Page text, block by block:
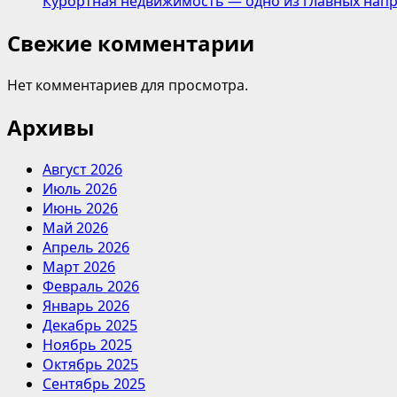
Свежие комментарии
Нет комментариев для просмотра.
Архивы
Август 2026
Июль 2026
Июнь 2026
Май 2026
Апрель 2026
Март 2026
Февраль 2026
Январь 2026
Декабрь 2025
Ноябрь 2025
Октябрь 2025
Сентябрь 2025